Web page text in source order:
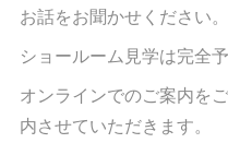
お話をお聞かせください。
ショールーム見学は完全予
オンラインでのご案内を
内させていただきます。